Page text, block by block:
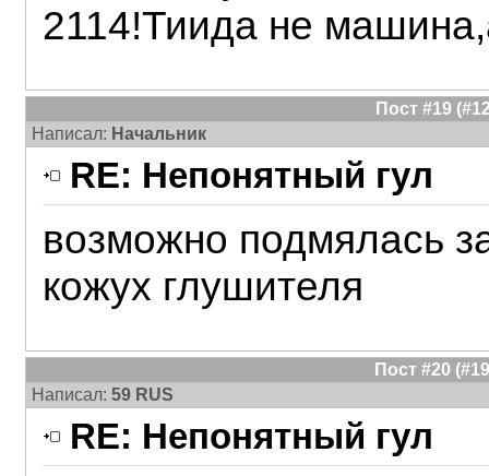
2114!Тиида не
Пост #19
Написал: Начальник
RE: Непонятный гул
возможно подмялась
кожух глушителя
Пост #20
Написал: 59 RUS
RE: Непонятный гул